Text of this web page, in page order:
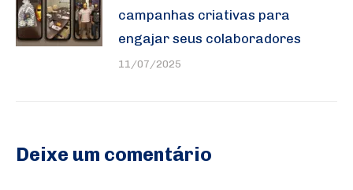
campanhas criativas para
engajar seus colaboradores
11/07/2025
Deixe um comentário